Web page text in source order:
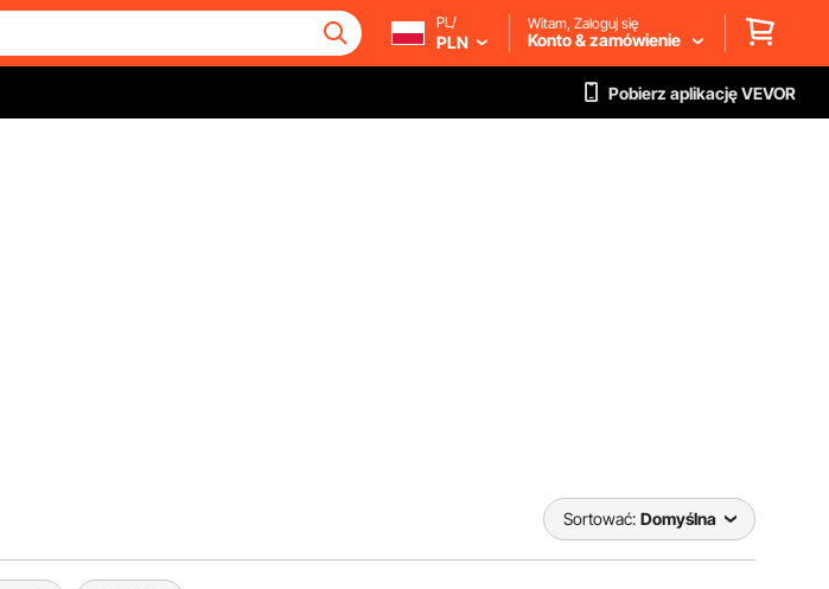
PL/
PLN
Witam, Zaloguj się
Konto & zamówienie
Pobierz aplikację VEVOR
Sortować: Domyślna